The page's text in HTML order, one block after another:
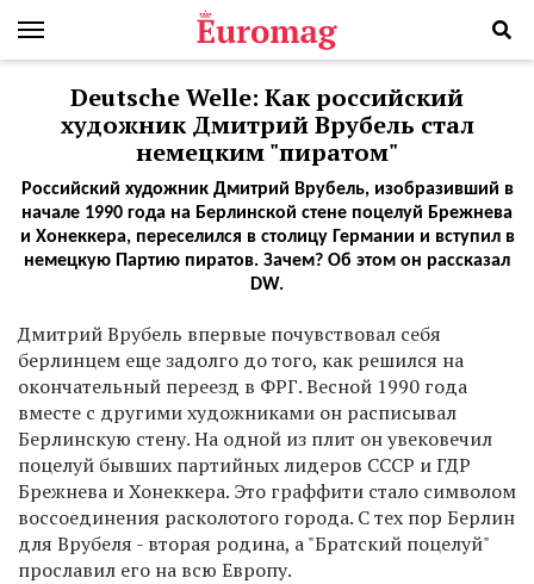
Deutsche Welle: Как российский
художник Дмитрий Врубель стал
немецким "пиратом"
Российский художник Дмитрий Врубель, изобразивший в
начале 1990 года на Берлинской стене поцелуй Брежнева
и Хонеккера, переселился в столицу Германии и вступил в
немецкую Партию пиратов. Зачем? Об этом он рассказал
DW.
Дмитрий Врубель впервые почувствовал себя
берлинцем еще задолго до того, как решился на
окончательный переезд в ФРГ. Весной 1990 года
вместе с другими художниками он расписывал
Берлинскую стену. На одной из плит он увековечил
поцелуй бывших партийных лидеров СССР и ГДР
Брежнева и Хонеккера. Это граффити стало символом
воссоединения расколотого города. С тех пор Берлин
для Врубеля - вторая родина, а "Братский поцелуй"
прославил его на всю Европу.